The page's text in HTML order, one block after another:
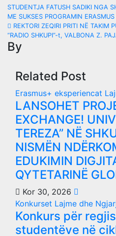
STUDENTJA FATUSH SADIKI NGA
ME SUKSES PROGRAMIN
REKTORI ZEQIRI PRITI NË TAKIM
“RADIO SHKUPI”-t, VALBONA Z.
By
Related Post
Erasmus+ eksperiencat
LANSOHET
EXCHANGE!
TEREZA” NË
NISMËN
EDUKIMIN
QYTETARINË
Kor 30, 2026
Konkurset Lajme dhe
Konkurs për
studentëve në